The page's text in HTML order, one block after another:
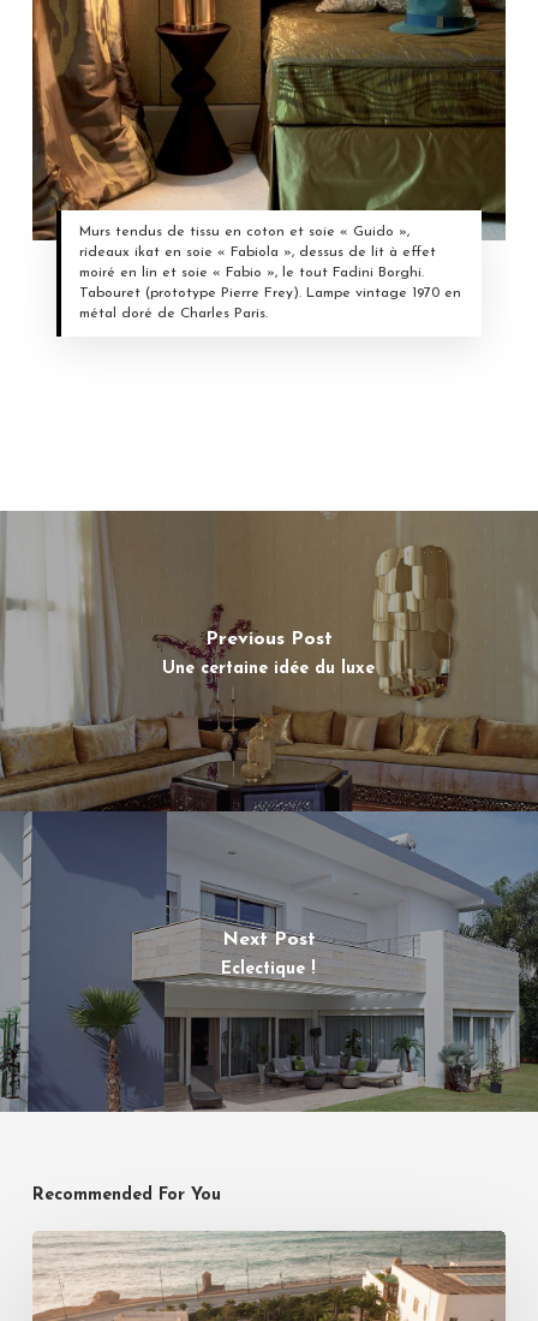
Murs tendus de tissu en coton et soie « Guido »,
rideaux ikat en soie « Fabiola », dessus de lit à effet
moiré en lin et soie « Fabio », le tout Fadini Borghi.
Tabouret (prototype Pierre Frey). Lampe vintage 1970 en
métal doré de Charles Paris.
Previous Post
Une certaine idée du luxe
Next Post
Eclectique !
Recommended For You